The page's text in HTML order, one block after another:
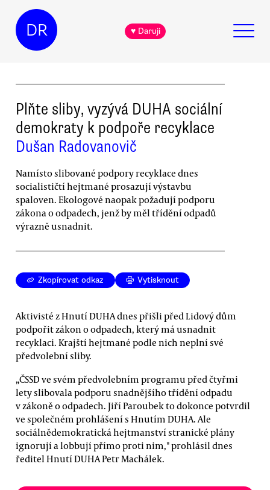
DR ♥ Daruji
Plňte sliby, vyzývá DUHA sociální
demokraty k podpoře recyklace
Dušan Radovanovič
Namísto slibované podpory recyklace dnes
socialističtí hejtmané prosazují výstavbu
spaloven. Ekologové naopak požadují podporu
zákona o odpadech, jenž by měl třídění odpadů
výrazně usnadnit.
Zkopírovat odkaz Vytisknout
Aktivisté z Hnutí DUHA dnes přišli před Lidový dům
podpořit zákon o odpadech, který má usnadnit
recyklaci. Krajští hejtmané podle nich neplní své
předvolební sliby.
„ČSSD ve svém předvolebním programu před čtyřmi
lety slibovala podporu snadnějšího třídění odpadu
v zákoně o odpadech. Jiří Paroubek to dokonce potvrdil
ve společném prohlášení s Hnutím DUHA. Ale
sociálnědemokratická hejtmanství stranické plány
ignorují a lobbují přímo proti nim," prohlásil dnes
ředitel Hnutí DUHA Petr Machálek.